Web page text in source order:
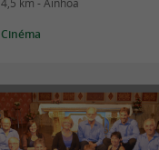
Cinéma